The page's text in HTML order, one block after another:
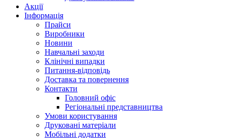
Акції
Інформація
Прайси
Виробники
Новини
Навчальні заходи
Клінічні випадки
Питання-відповідь
Доставка та повернення
Контакти
Головний офіс
Регіональні представництва
Умови користування
Друковані матеріали
Мобільні додатки